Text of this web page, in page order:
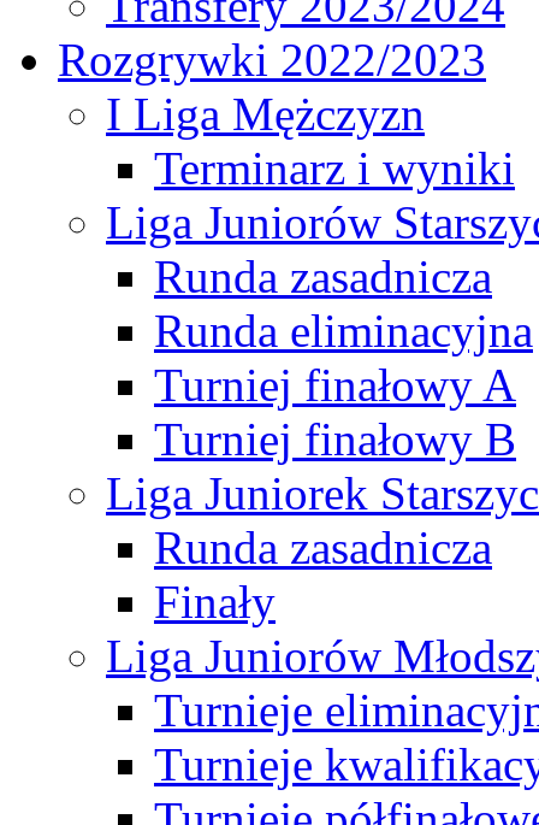
Rozgrywki 2022/2023
I Liga Mężczyzn
Terminarz i wyniki
Liga Juniorów
Runda zasadnicza
Runda eliminacyjna
Turniej finałowy A
Turniej finałowy B
Liga Juniorek
Runda zasadnicza
Finały
Liga Juniorów
Turnieje
Turnieje